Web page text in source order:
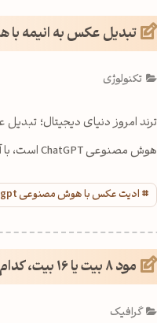
تبدیل عکس به انیمه
تکنولوژی
هوش مصنوعی ChatGPT است، با آموزش کامل آن به صورت قدم به قدم همراه باشید.
ادیت عکس با هوش مصنوعی chatgpt
مود 8 بیت یا 16 بیت، کدام بهتر است؟
گرافیک